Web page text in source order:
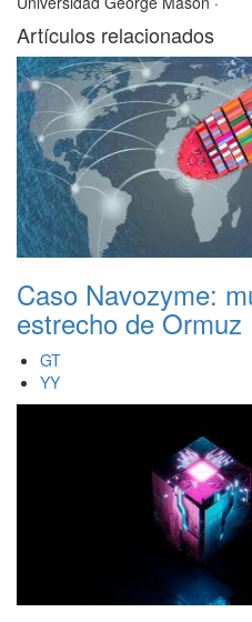
Artículos relacionados
Caso Navozyme:
estrecho de Ormuz
GT
YY